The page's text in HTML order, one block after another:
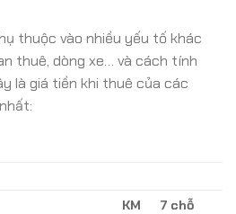
thuộc vào nhiều yếu tố khác
thuê, dòng xe… và cách tính
là giá tiền khi thuê của các
KM
7 chỗ